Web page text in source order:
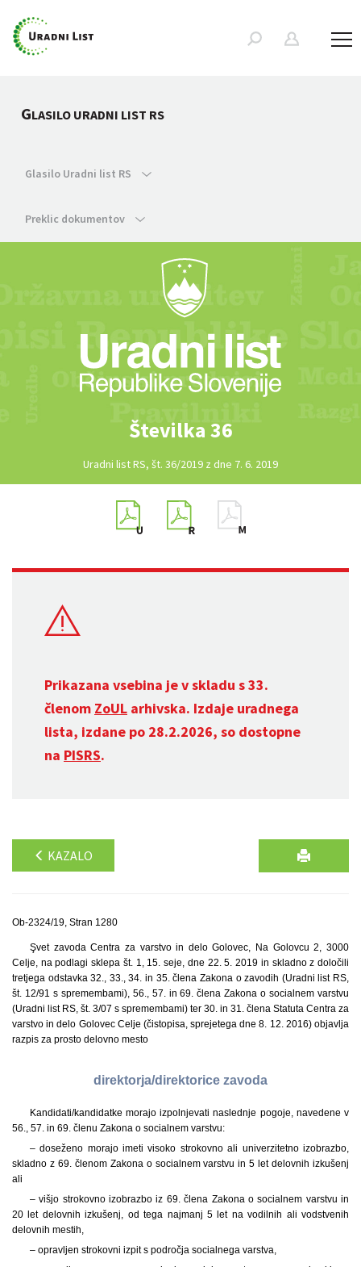
GLASILO URADNI LIST RS
Glasilo Uradni list RS
Preklic dokumentov
Številka 36
Uradni list RS, št. 36/2019 z dne 7. 6. 2019
Prikazana vsebina je v skladu s 33.
členom ZoUL arhivska. Izdaje uradnega
lista, izdane po 28.2.2026, so dostopne
na PISRS.
KAZALO
Ob-2324/19, Stran 1280
Şvet zavoda Centra za varstvo in delo Golovec, Na Golovcu 2, 3000
Celje, na podlagi sklepa št. 1, 15. seje, dne 22. 5. 2019 in skladno z določili
tretjega odstavka 32., 33., 34. in 35. člena Zakona o zavodih (Uradni list RS,
št. 12/91 s spremembami), 56., 57. in 69. člena Zakona o socialnem varstvu
(Uradni list RS, št. 3/07 s spremembami) ter 30. in 31. člena Statuta Centra za
varstvo in delo Golovec Celje (čistopisa, sprejetega dne 8. 12. 2016) objavlja
razpis za prosto delovno mesto
direktorja/direktorice zavoda
Kandidati/kandidatke morajo izpolnjevati naslednje pogoje, navedene v
56., 57. in 69. členu Zakona o socialnem varstvu:
– doseženo morajo imeti visoko strokovno ali univerzitetno izobrazbo,
skladno z 69. členom Zakona o socialnem varstvu in 5 let delovnih izkušenj
ali
– višjo strokovno izobrazbo iz 69. člena Zakona o socialnem varstvu in
20 let delovnih izkušenj, od tega najmanj 5 let na vodilnih ali vodstvenih
delovnih mestih,
– opravljen strokovni izpit s področja socialnega varstva,